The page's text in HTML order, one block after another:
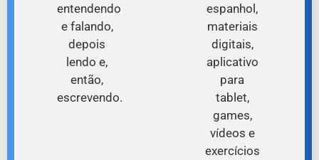
entendendo
e falando,
depois
lendo e,
então,
escrevendo.
espanhol,
materiais
digitais,
aplicativo
para
tablet,
games,
vídeos e
exercícios